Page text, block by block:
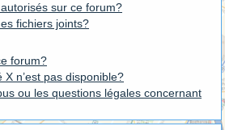
sur ce forum?
fichiers joints?
forum?
n’est pas disponible?
ou les questions légales concernant